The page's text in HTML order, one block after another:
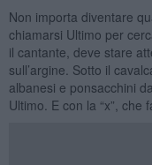
Non importa diventare
chiamarsi Ultimo per
il cantante, deve stare
sull’argine. Sotto il
albanesi e ponsacchini
Ultimo. E con la “x”, che